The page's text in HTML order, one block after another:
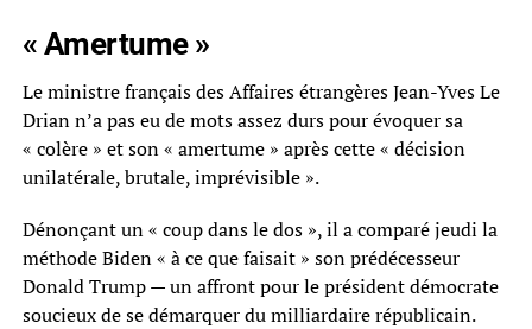
« Amertume »
Le ministre français des Affaires étrangères Jean-Yves Le
Drian n’a pas eu de mots assez durs pour évoquer sa
« colère » et son « amertume » après cette « décision
unilatérale, brutale, imprévisible ».
Dénonçant un « coup dans le dos », il a comparé jeudi la
méthode Biden « à ce que faisait » son prédécesseur
Donald Trump — un affront pour le président démocrate
soucieux de se démarquer du milliardaire républicain.